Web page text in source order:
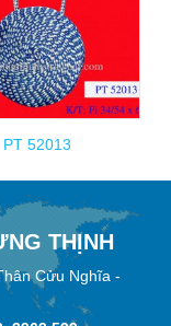
PT 52013
THỊNH
Cửu Nghĩa -